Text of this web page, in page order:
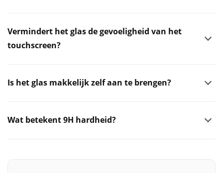
Vermindert het glas de gevoeligheid van het
touchscreen?
Is het glas makkelijk zelf aan te brengen?
Wat betekent 9H hardheid?